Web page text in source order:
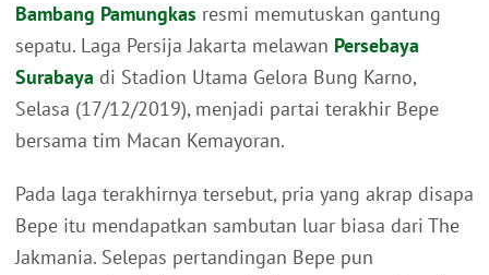
Bambang Pamungkas resmi memutuskan gantung
sepatu. Laga Persija Jakarta melawan Persebaya
Surabaya di Stadion Utama Gelora Bung Karno,
Selasa (17/12/2019), menjadi partai terakhir Bepe
bersama tim Macan Kemayoran.
Pada laga terakhirnya tersebut, pria yang akrap disapa
Bepe itu mendapatkan sambutan luar biasa dari The
Jakmania. Selepas pertandingan Bepe pun